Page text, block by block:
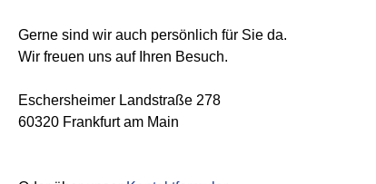
Gerne sind wir auch persönlich für Sie da.
Wir freuen uns auf Ihren Besuch.
Eschersheimer Landstraße 278
60320 Frankfurt am Main